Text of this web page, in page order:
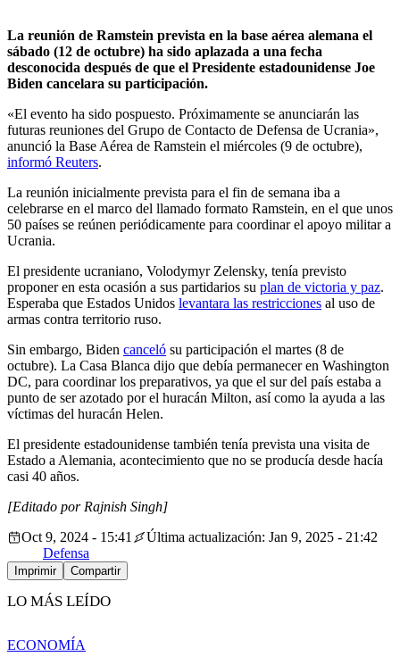
La reunión de Ramstein prevista en la base aérea alemana el
sábado (12 de octubre) ha sido aplazada a una fecha
desconocida después de que el Presidente estadounidense Joe
Biden cancelara su participación.
«El evento ha sido pospuesto. Próximamente se anunciarán las
futuras reuniones del Grupo de Contacto de Defensa de Ucrania»,
anunció la Base Aérea de Ramstein el miércoles (9 de octubre),
informó Reuters.
La reunión inicialmente prevista para el fin de semana iba a
celebrarse en el marco del llamado formato Ramstein, en el que unos
50 países se reúnen periódicamente para coordinar el apoyo militar a
Ucrania.
El presidente ucraniano, Volodymyr Zelensky, tenía previsto
proponer en esta ocasión a sus partidarios su plan de victoria y paz.
Esperaba que Estados Unidos levantara las restricciones al uso de
armas contra territorio ruso.
Sin embargo, Biden canceló su participación el martes (8 de
octubre). La Casa Blanca dijo que debía permanecer en Washington
DC, para coordinar los preparativos, ya que el sur del país estaba a
punto de ser azotado por el huracán Milton, así como la ayuda a las
víctimas del huracán Helen.
El presidente estadounidense también tenía prevista una visita de
Estado a Alemania, acontecimiento que no se producía desde hacía
casi 40 años.
[Editado por Rajnish Singh]
Oct 9, 2024 - 15:41
Última actualización: Jan 9, 2025 - 21:42
Defensa
Imprimir Compartir
LO MÁS LEÍDO
ECONOMÍA